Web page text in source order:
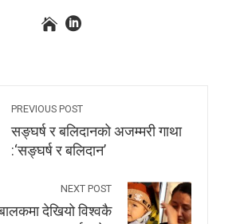
PREVIOUS POST
सङ्घर्ष र बलिदानको अजम्मरी गाथा
:‘सङ्घर्ष र बलिदान’
NEXT POST
देखियो विश्वकै